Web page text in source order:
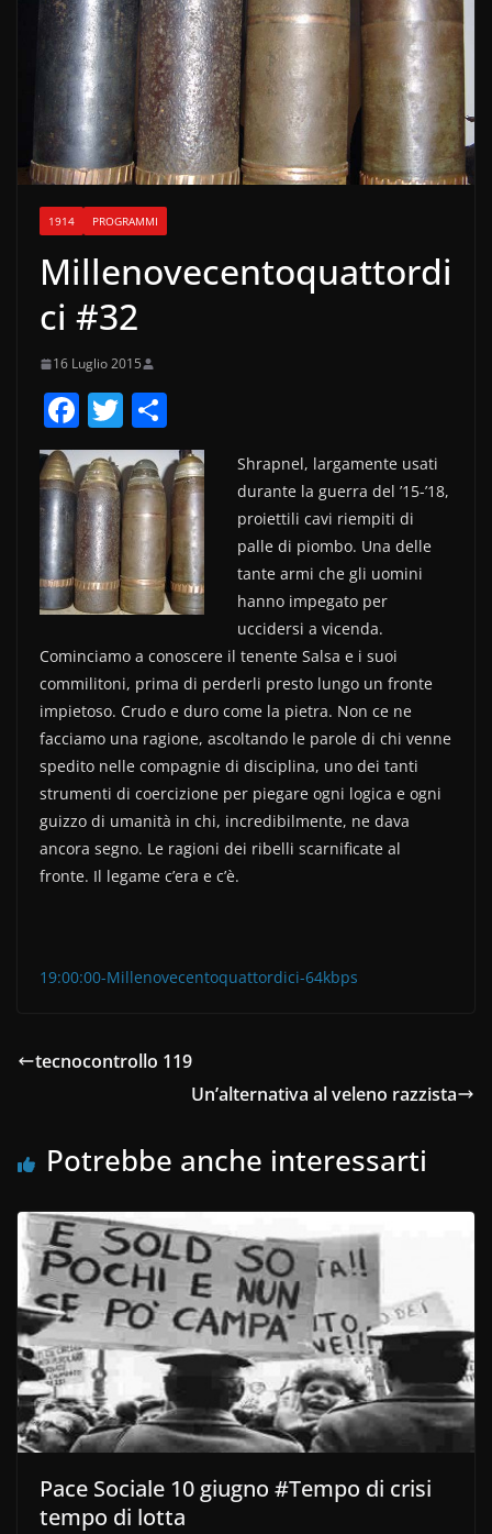
1914 PROGRAMMI
Millenovecentoquattordi
ci #32
16 Luglio 2015
F
a
c
e
b
o
o
k
T
w
itt
er
o
n
di
vi
di
Shrapnel, largamente usati
durante la guerra del ’15-’18,
proiettili cavi riempiti di
palle di piombo. Una delle
tante armi che gli uomini
hanno impegato per
uccidersi a vicenda.
Cominciamo a conoscere il tenente Salsa e i suoi
commilitoni, prima di perderli presto lungo un fronte
impietoso. Crudo e duro come la pietra. Non ce ne
facciamo una ragione, ascoltando le parole di chi venne
spedito nelle compagnie di disciplina, uno dei tanti
strumenti di coercizione per piegare ogni logica e ogni
guizzo di umanità in chi, incredibilmente, ne dava
ancora segno. Le ragioni dei ribelli scarnificate al
fronte. Il legame c’era e c’è.
19:00:00-Millenovecentoquattordici-64kbps
tecnocontrollo 119
Un’alternativa al veleno razzista
Potrebbe anche interessarti
Pace Sociale 10 giugno #Tempo di crisi
tempo di lotta